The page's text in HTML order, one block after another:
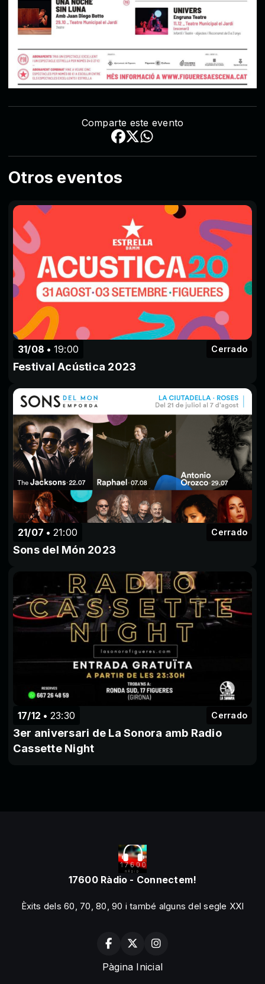
Otros eventos
31/08 19:00 Cerrado
Festival Acústica 2023
21/07 21:00 Cerrado
Sons del Món 2023
17/12 23:30 Cerrado
3er aniversari de La Sonora amb Radio
Cassette Night
Comparte este evento
17600 Ràdio - Connectem!
Èxits dels 60, 70, 80, 90 i també alguns del segle XXI
Pàgina Inicial